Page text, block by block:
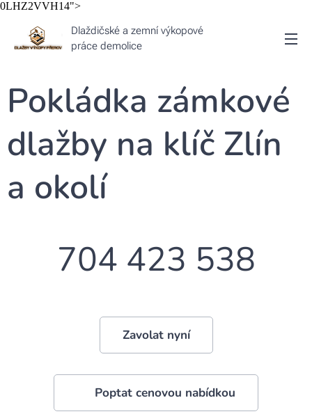
0LHZ2VVH14">
Dlaždičské a zemní výkopové
práce demolice
Pokládka zámkové
dlažby na klíč Zlín
a okolí
📞 704 423 538
Zavolat nyní
👉 Poptat cenovou nabídkou